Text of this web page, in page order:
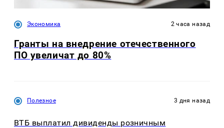
Экономика 2 часа назад
Гранты на внедрение отечественного
ПО увеличат до 80%
Полезное 3 дня назад
ВТБ выплатил дивиденды розничным